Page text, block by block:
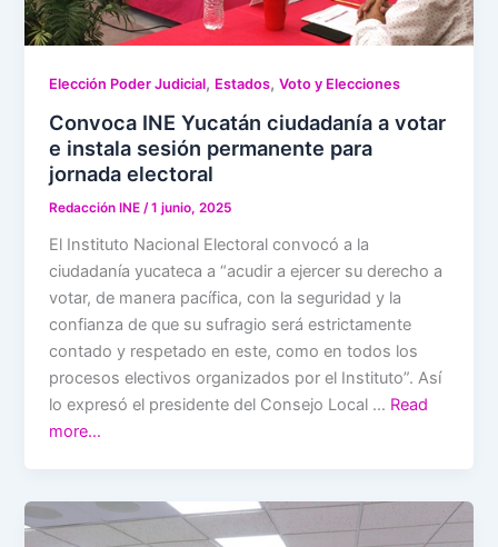
Elección Poder Judicial, Estados,Voto y Elecciones
Convoca INE Yucatán ciudadanía a votar
e instala sesión permanente para
jornada electoral
Redacción INE/1 junio, 2025
El Instituto Nacional Electoral convocó a la
ciudadanía yucateca a “acudir a ejercer su derecho a
votar, de manera pacífica, con la seguridad y la
confianza de que su sufragio será estrictamente
contado y respetado en este, como en todos los
procesos electivos organizados por el Instituto”. Así
lo expresó el presidente del Consejo Local … Read
more…